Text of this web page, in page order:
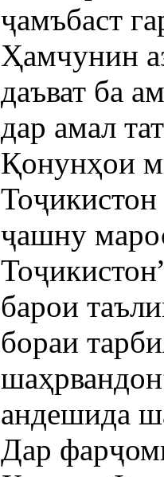
ҷамъбаст
Ҳамчунин
даъват ба
дар амал
Қонунҳои
ҷашну
барои
бораи
андешида
Дар